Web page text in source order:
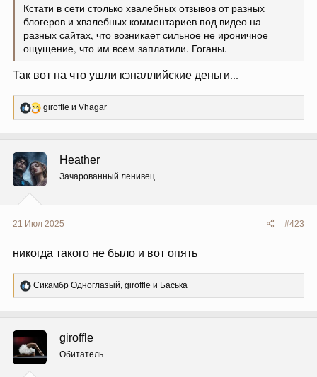
Кстати в сети столько хвалебных отзывов от разных
блогеров и хвалебных комментариев под видео на
разных сайтах, что возникает сильное не ироничное
ощущение, что им всем заплатили. Гоганы.
Так вот на что ушли кэналлийские деньги...
Р
ц
и
и
:
giroffle и Vhagar
Heather
Зачарованный ленивец
21 Июл 2025 #423
никогда такого не было и вот опять
Р
ц
и
и
:
Сикамбр Одноглазый giroffle и Баська
giroffle
Обитатель